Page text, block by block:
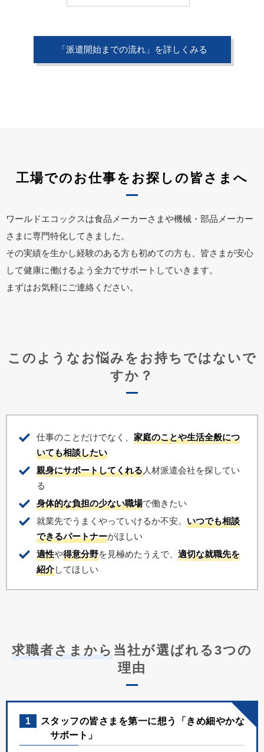
「派遣開始までの流れ」を詳しくみる
工場でのお仕事をお探しの皆さまへ
ワールドエコックスは食品メーカーさまや機械・部品メーカー
さまに専門特化してきました。
その実績を生かし経験のある方も初めての方も、皆さまが安心
して健康に働けるよう全力でサポートしていきます。
まずはお気軽にご連絡ください。
このようなお悩みをお持ちではないで
すか？
仕事のことだけでなく、 家庭のことや生活全般につ
いても相談したい
親身にサポートしてくれる人材派遣会社を探してい
る
身体的な負担の少ない職場で働きたい
就業先でうまくやっていけるか不安。 いつでも相談
できるパートナーがほしい
適性や得意分野を見極めたうえで、 適切な就職先を
紹介してほしい
求職者さまから 当社が選ばれる3つの
理由
1
スタッフの皆さまを第一に想う「きめ細やかな
サポート」